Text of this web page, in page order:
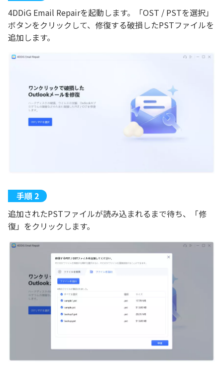
4DDiG Email Repairを起動します。「OST / PSTを選択」
ボタンをクリックして、修復する破損したPSTファイルを
追加します。
追加されたPSTファイルが読み込まれるまで待ち、「修
復」をクリックします。